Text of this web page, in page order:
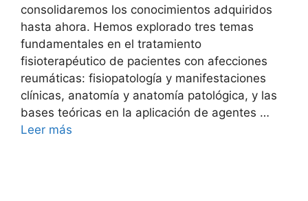
consolidaremos los conocimientos adquiridos
hasta ahora. Hemos explorado tres temas
fundamentales en el tratamiento
fisioterapéutico de pacientes con afecciones
reumáticas: fisiopatología y manifestaciones
clínicas, anatomía y anatomía patológica, y las
bases teóricas en la aplicación de agentes …
Leer más